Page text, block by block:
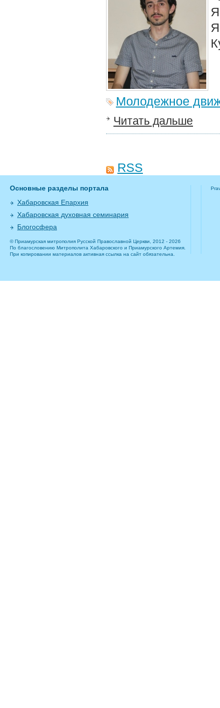
Молодежное
Читать дальше
RSS
Основные разделы портала
Хабаровская Епархия
Хабаровская духовная семинария
Блогосфера
© Приамурская митрополия Русской Православной Церкви, 2012 - 2026
По благословению Митрополита Хабаровского и Приамурского Артемия.
При копировании материалов активная ссылка на сайт обязательна.